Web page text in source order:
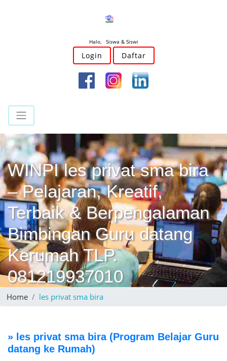
Halo, Siswa & Siswi
Login Daftar
WINPI les privat sma bira
– Pelajaran, Kreatif,
Terbaik & Berpengalaman
Bimbingan Guru datang
Kerumah TLP.
081219937010
Home les privat sma bira
» les privat sma bira(Program Belajar Guru
datang ke Rumah)